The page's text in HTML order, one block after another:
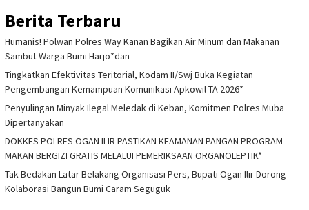
Berita Terbaru
Humanis! Polwan Polres Way Kanan Bagikan Air Minum dan Makanan
Sambut Warga Bumi Harjo*dan
Tingkatkan Efektivitas Teritorial, Kodam II/Swj Buka Kegiatan
Pengembangan Kemampuan Komunikasi Apkowil TA 2026*
Penyulingan Minyak Ilegal Meledak di Keban, Komitmen Polres Muba
Dipertanyakan
DOKKES POLRES OGAN ILIR PASTIKAN KEAMANAN PANGAN PROGRAM
MAKAN BERGIZI GRATIS MELALUI PEMERIKSAAN ORGANOLEPTIK*
Tak Bedakan Latar Belakang Organisasi Pers, Bupati Ogan Ilir Dorong
Kolaborasi Bangun Bumi Caram Seguguk